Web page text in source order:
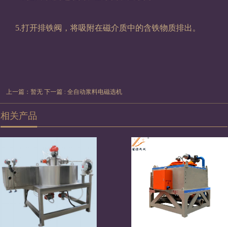
5.打开排铁阀，将吸附在磁介质中的含铁物质排出。
上一篇：暂无 下一篇 : 全自动浆料电磁选机
相关产品